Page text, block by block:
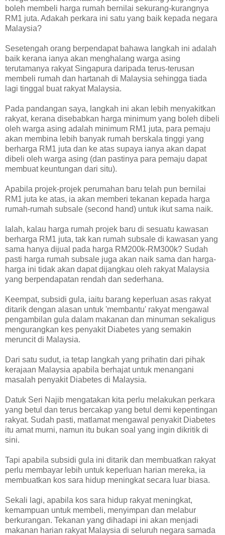
boleh membeli harga rumah bernilai sekurang-kurangnya
RM1 juta. Adakah perkara ini satu yang baik kepada negara
Malaysia?
Sesetengah orang berpendapat bahawa langkah ini adalah
baik kerana ianya akan menghalang warga asing
terutamanya rakyat Singapura daripada terus-terusan
membeli rumah dan hartanah di Malaysia sehingga tiada
lagi tinggal buat rakyat Malaysia.
Pada pandangan saya, langkah ini akan lebih menyakitkan
rakyat, kerana disebabkan harga minimum yang boleh dibeli
oleh warga asing adalah minimum RM1 juta, para pemaju
akan membina lebih banyak rumah berskala tinggi yang
berharga RM1 juta dan ke atas supaya ianya akan dapat
dibeli oleh warga asing (dan pastinya para pemaju dapat
membuat keuntungan dari situ).
Apabila projek-projek perumahan baru telah pun bernilai
RM1 juta ke atas, ia akan memberi tekanan kepada harga
rumah-rumah subsale (second hand) untuk ikut sama naik.
Ialah, kalau harga rumah projek baru di sesuatu kawasan
berharga RM1 juta, tak kan rumah subsale di kawasan yang
sama hanya dijual pada harga RM200k-RM300k? Sudah
pasti harga rumah subsale juga akan naik sama dan harga-
harga ini tidak akan dapat dijangkau oleh rakyat Malaysia
yang berpendapatan rendah dan sederhana.
Keempat, subsidi gula, iaitu barang keperluan asas rakyat
ditarik dengan alasan untuk 'membantu' rakyat mengawal
pengambilan gula dalam makanan dan minuman sekaligus
mengurangkan kes penyakit Diabetes yang semakin
meruncit di Malaysia.
Dari satu sudut, ia tetap langkah yang prihatin dari pihak
kerajaan Malaysia apabila berhajat untuk menangani
masalah penyakit Diabetes di Malaysia.
Datuk Seri Najib mengatakan kita perlu melakukan perkara
yang betul dan terus bercakap yang betul demi kepentingan
rakyat. Sudah pasti, matlamat mengawal penyakit Diabetes
itu amat murni, namun itu bukan soal yang ingin dikritik di
sini.
Tapi apabila subsidi gula ini ditarik dan membuatkan rakyat
perlu membayar lebih untuk keperluan harian mereka, ia
membuatkan kos sara hidup meningkat secara luar biasa.
Sekali lagi, apabila kos sara hidup rakyat meningkat,
kemampuan untuk membeli, menyimpan dan melabur
berkurangan. Tekanan yang dihadapi ini akan menjadi
makanan harian rakyat Malaysia di seluruh negara samada